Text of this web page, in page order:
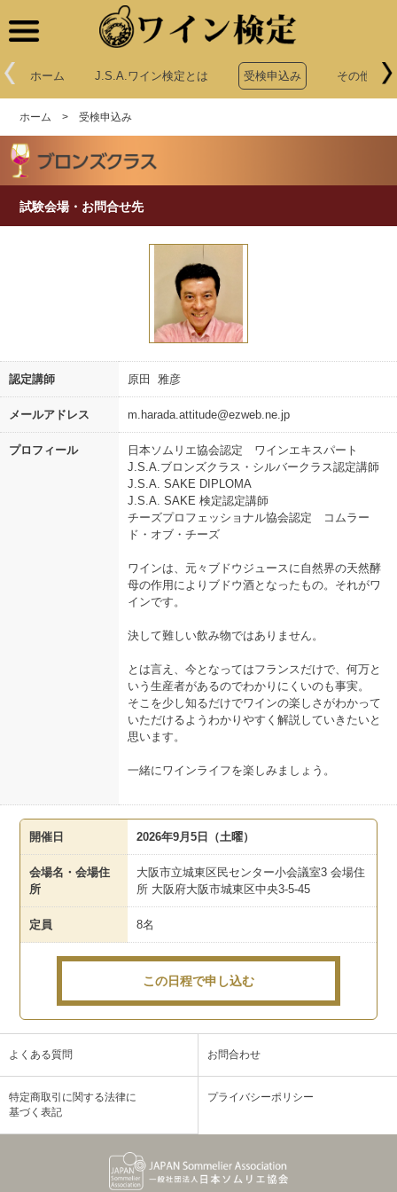
ホーム J.S.A.ワイン検定とは 受検申込み その他申込
ホーム >受検申込み
試験会場・お問合せ先
認定講師 原田 雅彦
メールアドレス m.harada.attitude@ezweb.ne.jp
プロフィール
日本ソムリエ協会認定 ワインエキスパート
J.S.A.ブロンズクラス・シルバークラス認定講師
J.S.A. SAKE DIPLOMA
J.S.A. SAKE 検定認定講師
チーズプロフェッショナル協会認定 コムラー
ド・オブ・チーズ
ワインは、元々ブドウジュースに自然界の天然酵
母の作用によりブドウ酒となったもの。それがワ
インです。
決して難しい飲み物ではありません。
とは言え、今となってはフランスだけで、何万と
いう生産者があるのでわかりにくいのも事実。
そこを少し知るだけでワインの楽しさがわかって
いただけるようわかりやすく解説していきたいと
思います。
一緒にワインライフを楽しみましょう。
開催日 2026年9月5日（土曜）
会場名・会場住
所
大阪市立城東区民センター小会議室3 会場住
所 大阪府大阪市城東区中央3-5-45
定員 8名
この日程で申し込む
よくある質問 お問合わせ
特定商取引に関する法律に
基づく表記
プライバシーポリシー